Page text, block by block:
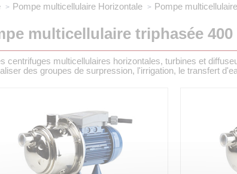
Pompe multicellulaire Horizontale Pompe
multicellulaire triphasée
centrifuges multicellulaires horizontales, turbines et
des groupes de surpression, l'irrigation, le transfert